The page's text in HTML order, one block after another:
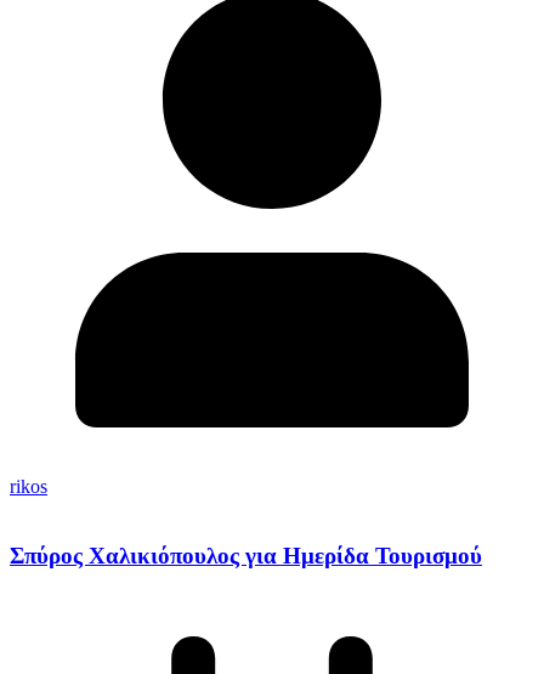
rikos
Σπύρος Χαλικιόπουλος για Ημερίδα Τουρισμού